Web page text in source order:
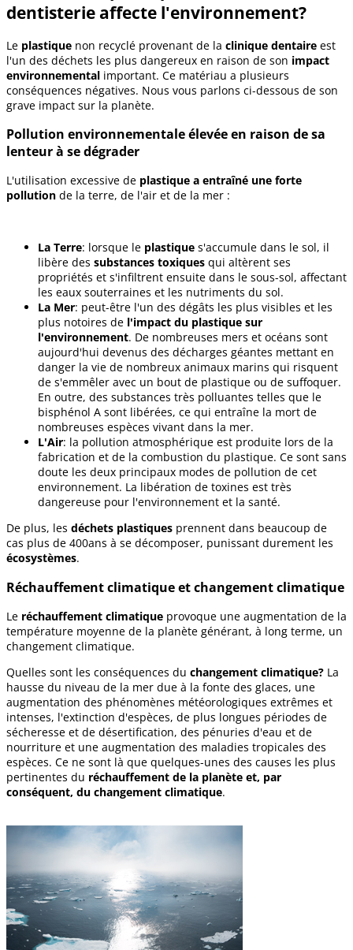
dentisterie affecte l'environnement?
Le plastique non recyclé provenant de la clinique dentaire est
l'un des déchets les plus dangereux en raison de son impact
environnemental important. Ce matériau a plusieurs
conséquences négatives. Nous vous parlons ci-dessous de son
grave impact sur la planète.
Pollution environnementale élevée en raison de sa
lenteur à se dégrader
L'utilisation excessive de plastique a entraîné une forte
pollution de la terre, de l'air et de la mer :
La Terre: lorsque le plastique s'accumule dans le sol, il
libère des substances toxiques qui altèrent ses
propriétés et s'infiltrent ensuite dans le sous-sol, affectant
les eaux souterraines et les nutriments du sol.
La Mer: peut-être l'un des dégâts les plus visibles et les
plus notoires de l'impact du plastique sur
l'environnement. De nombreuses mers et océans sont
aujourd'hui devenus des décharges géantes mettant en
danger la vie de nombreux animaux marins qui risquent
de s'emmêler avec un bout de plastique ou de suffoquer.
En outre, des substances très polluantes telles que le
bisphénol A sont libérées, ce qui entraîne la mort de
nombreuses espèces vivant dans la mer.
L'Air: la pollution atmosphérique est produite lors de la
fabrication et de la combustion du plastique. Ce sont sans
doute les deux principaux modes de pollution de cet
environnement. La libération de toxines est très
dangereuse pour l'environnement et la santé.
De plus, les déchets plastiques prennent dans beaucoup de
cas plus de 400ans à se décomposer, punissant durement les
écosystèmes.
Réchauffement climatique et changement climatique
Le réchauffement climatique provoque une augmentation de la
température moyenne de la planète générant, à long terme, un
changement climatique.
Quelles sont les conséquences du changement climatique? La
hausse du niveau de la mer due à la fonte des glaces, une
augmentation des phénomènes météorologiques extrêmes et
intenses, l'extinction d'espèces, de plus longues périodes de
sécheresse et de désertification, des pénuries d'eau et de
nourriture et une augmentation des maladies tropicales des
espèces. Ce ne sont là que quelques-unes des causes les plus
pertinentes du réchauffement de la planète et, par
conséquent, du changement climatique.